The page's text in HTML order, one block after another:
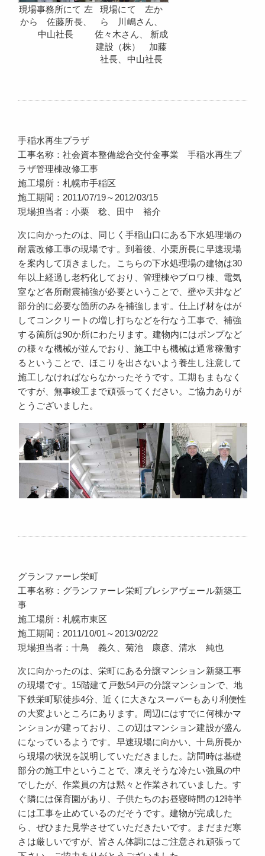
現場事務所にて 左
から 佐藤所長、
中山社長
現場にて 左か
ら 川嶋さん、
佐々木さん、 新成
建設（株） 加藤
社長、中山社長
手稲水再生プラザ
工事名称：社会資本整備総合交付金事業 手稲水再生プ
ラザ管理棟改修工事
施工場所：札幌市手稲区
施工期間：2011/07/19～2012/03/15
現場担当者：小栗 稔、田中 裕介
次に向かったのは、同じく手稲山口にある下水処理場の
耐震改修工事の現場です。到着後、小栗所長に早速現場
を案内して頂きました。こちらの下水処理場の建物は30
年以上経過し老朽化しており、管理棟やブロワ棟、電気
室など各所耐震補強が必要ということで、壁や天井など
部分的に必要な箇所のみを補強します。仕上げ材をはが
してコンクリートの増し打ちなどを行なう工事で、補強
する箇所は90か所にわたります。建物内にはポンプなど
の様々な機械が並んでおり、施工中も機械は通常稼働す
るということで、ほこりを出さないよう養生し注意して
施工しなければならなかったそうです。工期もまもなく
ですが、無事竣工まで頑張ってください。ご協力ありが
とうございました。
グランファーレ栄町
工事名称：グランファーレ栄町プレシアヴェール新築工
事
施工場所：札幌市東区
施工期間：2011/10/01～2013/02/22
現場担当者：十鳥 義久、菊池 康彦、清水 純也
次に向かったのは、栄町にある分譲マンション新築工事
の現場です。15階建て戸数54戸の分譲マンションで、地
下鉄栄町駅徒歩4分、近くに大きなスーパーもあり利便性
の大変よいところにあります。周辺にはすでに何棟かマ
ンションが建っており、この辺はマンション建設が盛ん
になっているようです。早速現場に向かい、十鳥所長か
ら現場の状況を説明していただきました。訪問時は基礎
部分の施工中ということで、凍えそうな冷たい強風の中
でしたが、作業員の方は黙々と作業されていました。す
ぐ隣には保育園があり、子供たちのお昼寝時間の12時半
には工事を止めているのだそうです。建物が完成した
ら、ぜひまた見学させていただきたいです。まだまだ寒
さは厳しいですが、皆さん体調にはご注意され頑張って